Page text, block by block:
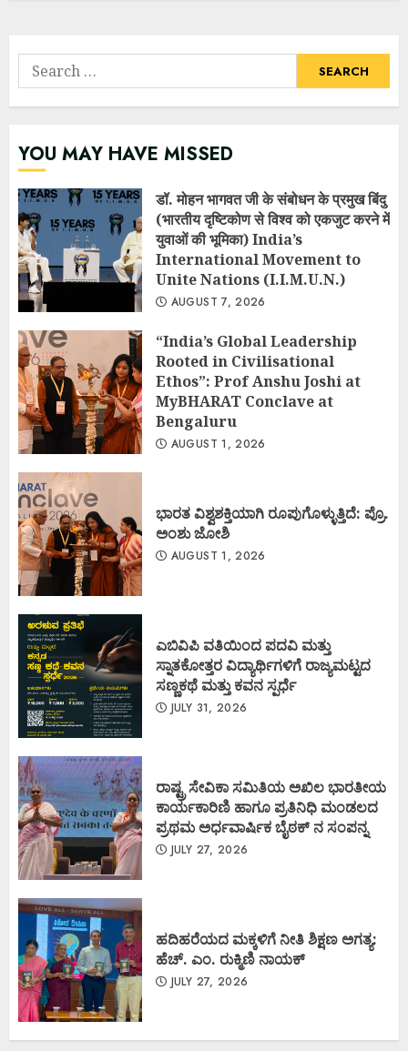
Search
for:
YOU MAY HAVE MISSED
डॉ. मोहन भागवत जी के संबोधन के प्रमुख बिंदु
(भारतीय दृष्टिकोण से विश्व को एकजुट करने में
युवाओं की भूमिका) India’s
International Movement to
Unite Nations (I.I.M.U.N.)
AUGUST 7, 2026
“India’s Global Leadership
Rooted in Civilisational
Ethos”: Prof Anshu Joshi at
MyBHARAT Conclave at
Bengaluru
AUGUST 1, 2026
ಭಾರತ ವಿಶ್ವಶಕ್ತಿಯಾಗಿ ರೂಪುಗೊಳ್ಳುತ್ತಿದೆ: ಪ್ರೊ.
ಅಂಶು ಜೋಶಿ
AUGUST 1, 2026
ಎಬಿವಿಪಿ ವತಿಯಿಂದ ಪದವಿ ಮತ್ತು
ಸ್ನಾತಕೋತ್ತರ ವಿದ್ಯಾರ್ಥಿಗಳಿಗೆ ರಾಜ್ಯಮಟ್ಟದ
ಸಣ್ಣಕಥೆ ಮತ್ತು ಕವನ ಸ್ಪರ್ಧೆ
JULY 31, 2026
ರಾಷ್ಟ್ರ ಸೇವಿಕಾ ಸಮಿತಿಯ ಅಖಿಲ ಭಾರತೀಯ
ಕಾರ್ಯಕಾರಿಣಿ ಹಾಗೂ ಪ್ರತಿನಿಧಿ ಮಂಡಲದ
ಪ್ರಥಮ ಅರ್ಧವಾರ್ಷಿಕ ಬೈಠಕ್ ನ ಸಂಪನ್ನ
JULY 27, 2026
ಹದಿಹರೆಯದ ಮಕ್ಕಳಿಗೆ ನೀತಿ ಶಿಕ್ಷಣ ಅಗತ್ಯ:
ಹೆಚ್. ಎಂ. ರುಕ್ಮಿಣಿ ನಾಯಕ್
JULY 27, 2026